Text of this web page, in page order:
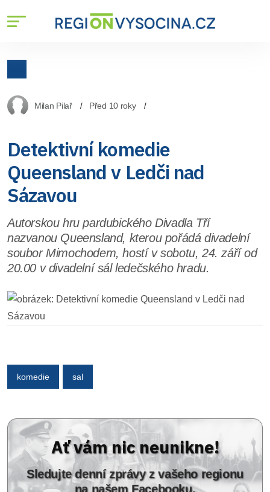
Milan Pilař Před 10 roky
Detektivní komedie
Queensland v Ledči nad
Sázavou
Autorskou hru pardubického Divadla Tří
nazvanou Queensland, kterou pořádá divadelní
soubor Mimochodem, hostí v sobotu, 24. září od
20.00 v divadelní sál ledečského hradu.
komedie sal
Ať vám nic neunikne!
Sledujte denní zprávy z vašeho regionu
na našem Facebooku.